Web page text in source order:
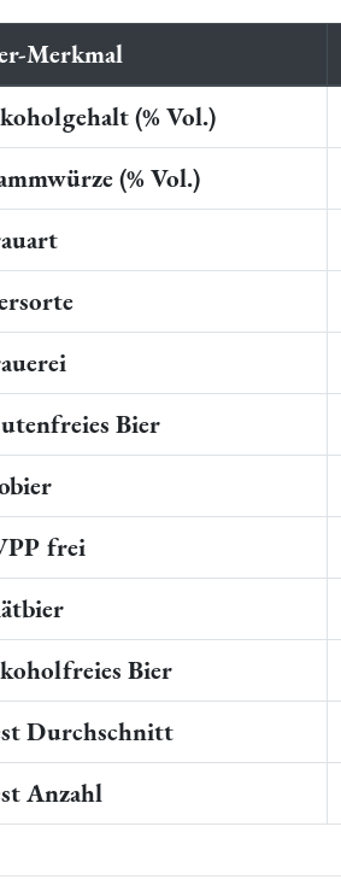
Merkmal
(% Vol.)
(% Vol.)
Bier
frei
Bier
Durchschnitt
Anzahl